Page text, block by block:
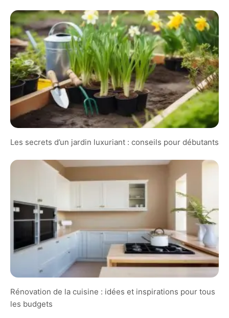
Les secrets d’un jardin luxuriant : conseils pour débutants
Rénovation de la cuisine : idées et inspirations pour tous
les budgets